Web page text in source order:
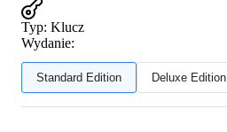
Typ: Klucz
Wydanie:
Standard Edition Deluxe Edition